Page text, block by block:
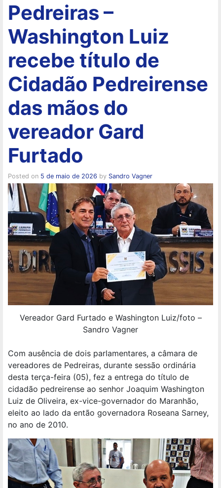
Pedreiras –
Washington Luiz
recebe título de
Cidadão Pedreirense
das mãos do
vereador Gard
Furtado
Posted on 5 de maio de 2026 by Sandro Vagner
Vereador Gard Furtado e Washington Luiz/foto –
Sandro Vagner
Com ausência de dois parlamentares, a câmara de
vereadores de Pedreiras, durante sessão ordinária
desta terça-feira (05), fez a entrega do título de
cidadão pedreirense ao senhor Joaquim Washington
Luiz de Oliveira, ex-vice-governador do Maranhão,
eleito ao lado da então governadora Roseana Sarney,
no ano de 2010.